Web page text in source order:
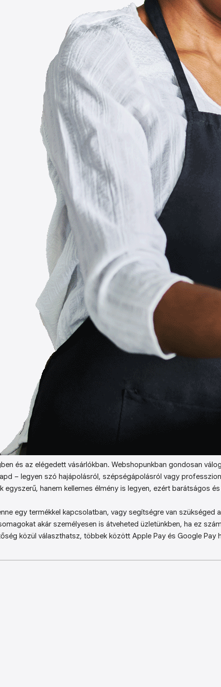
és az elégedett vásárlókban. Webshopunkban gondosan
– legyen szó hajápolásról, szépségápolásról vagy
egyszerű, hanem kellemes élmény is legyen, ezért barátságos
egy termékkel kapcsolatban, vagy segítségre van szükséged
akár személyesen is átveheted üzletünkben, ha ez
közül választhatsz, többek között Apple Pay és Google Pay